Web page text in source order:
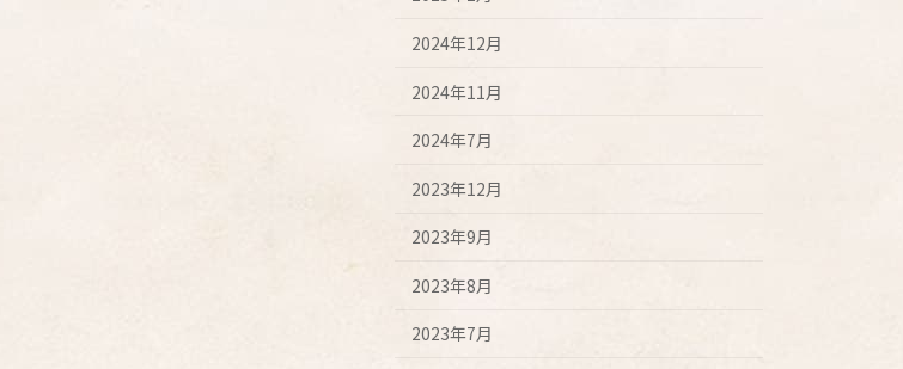
2024年12月
2024年11月
2024年7月
2023年12月
2023年9月
2023年8月
2023年7月